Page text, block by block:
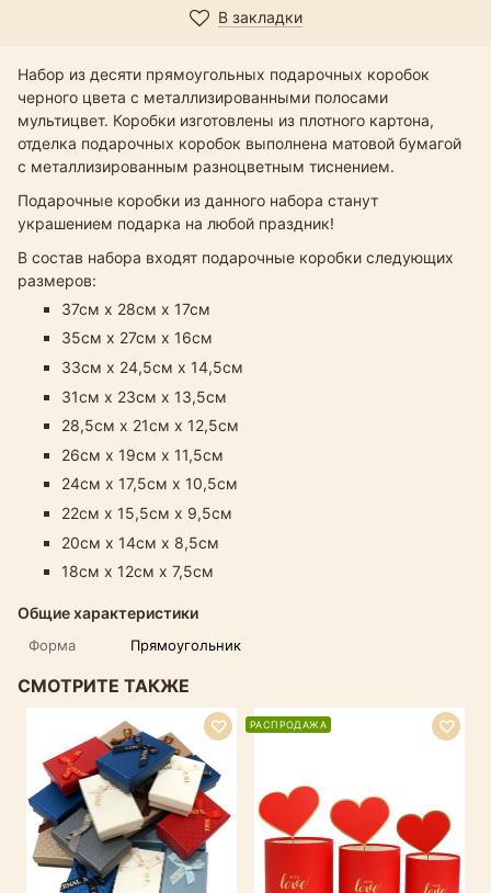
В закладки
Набор из десяти прямоугольных подарочных коробок
черного цвета с металлизированными полосами
мультицвет. Коробки изготовлены из плотного картона,
отделка подарочных коробок выполнена матовой бумагой
с металлизированным разноцветным тиснением.
Подарочные коробки из данного набора станут
украшением подарка на любой праздник!
В состав набора входят подарочные коробки следующих
размеров:
37см х 28см х 17см
35см х 27см х 16см
33см х 24,5см х 14,5см​
31см х 23см х 13,5см
28,5см х 21см х 12,5см
26см х 19см х 11,5см
24см х 17,5см х 10,5см
22см х 15,5см х 9,5см
20см х 14см х 8,5см
18см х 12см х 7,5см
Общие характеристики
Форма Прямоугольник
СМОТРИТЕ ТАКЖЕ
РАСПРОДАЖА